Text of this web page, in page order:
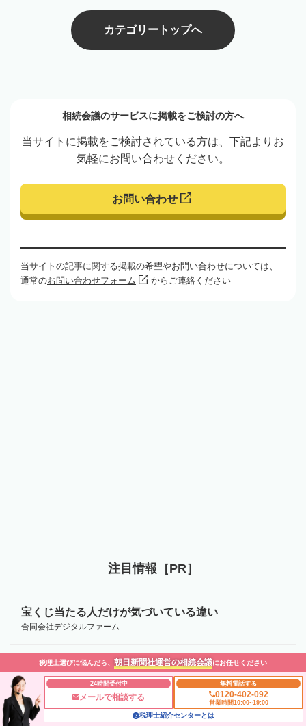
カテゴリートップへ
相続会議のサービスに掲載をご検討の方へ
当サイトに掲載をご検討されている方は、下記よりお
気軽にお問い合わせください。
お問い合わせ
当サイトの記事に関する掲載の希望やお問い合わせについては、
通常のお問い合わせフォーム からご連絡ください
注目情報［PR］
宝くじ当たる人だけが気づいている違い
合同会社デジタルファーム
宝くじ当たる人だけが気づいている違い
合同会社デジタルファーム
Recommended by
税理士選びに悩んだら、 朝日新聞社運営の相続会議にお任せください
24時間受付中
メールで相談する
無料電話する
0120-402-092
営業時間10:00~19:00
税理士紹介センターとは